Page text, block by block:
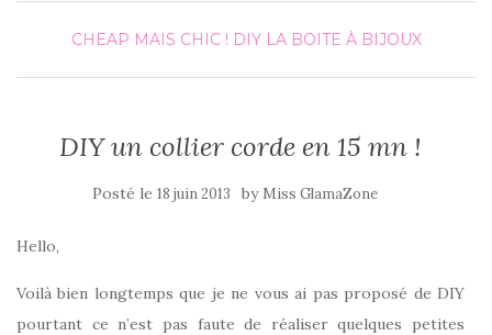
CHEAP MAIS CHIC ! DIY LA BOITE À BIJOUX
DIY un collier corde en 15 mn !
Posté le 18 juin 2013 by Miss GlamaZone
Hello,
Voilà bien longtemps que je ne vous ai pas proposé de DIY
pourtant ce n’est pas faute de réaliser quelques petites